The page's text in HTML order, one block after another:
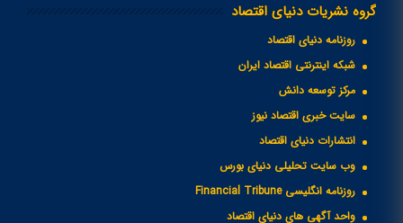
گروه نشریات دنیای اقتصاد
روزنامه دنیای اقتصاد
شبکه اینترنتی اقتصاد ایران
مرکز توسعه دانش
سایت خبری اقتصاد نیوز
انتشارات دنیای اقتصاد
وب سایت تحلیلی دنیای بورس
روزنامه انگلیسی Financial Tribune
واحد آگهی های دنیای اقتصاد